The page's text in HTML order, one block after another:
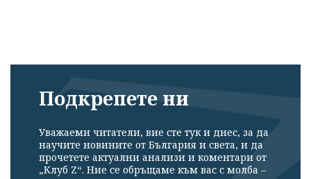
Подкрепете ни
Уважаеми читатели, вие сте тук и днес, за да
научите новините от България и света, и да
прочетете актуални анализи и коментари от
„Клуб Z“. Ние се обръщаме към вас с молба –